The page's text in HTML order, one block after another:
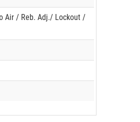
Air / Reb. Adj./ Lockout /